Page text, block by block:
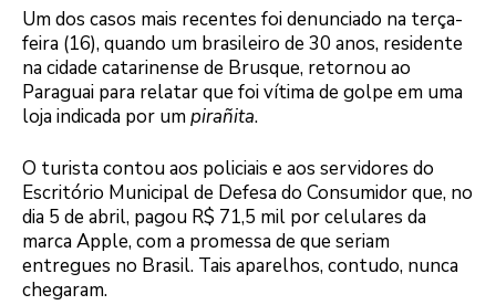
Um dos casos mais recentes foi denunciado na terça-
feira (16), quando um brasileiro de 30 anos, residente
na cidade catarinense de Brusque, retornou ao
Paraguai para relatar que foi vítima de golpe em uma
loja indicada por umpirañita.
O turista contou aos policiais e aos servidores do
Escritório Municipal de Defesa do Consumidor que, no
dia 5 de abril, pagou R$ 71,5 mil por celulares da
marca Apple, com a promessa de que seriam
entregues no Brasil. Tais aparelhos, contudo, nunca
chegaram.